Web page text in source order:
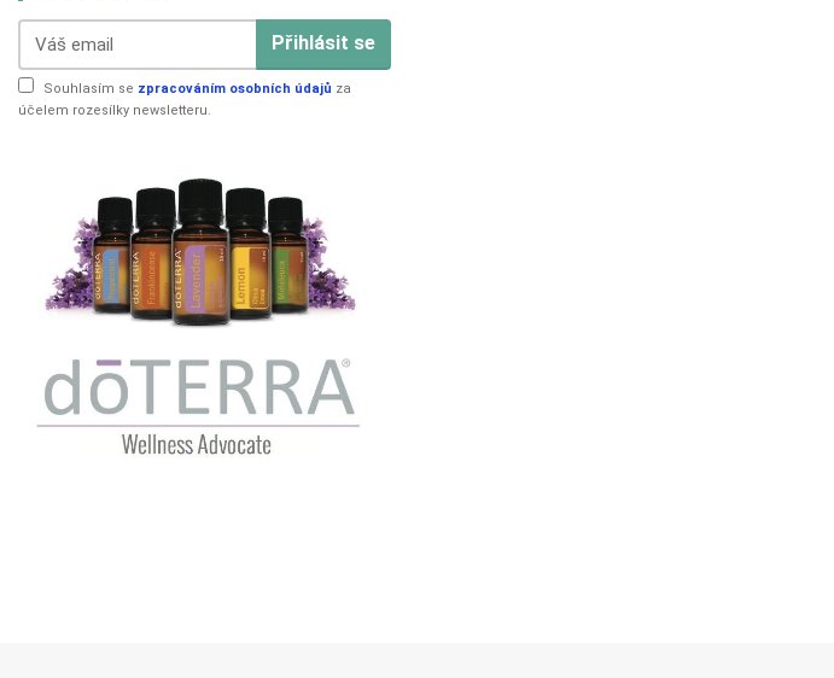
Přihlásit se
Souhlasím se zpracováním osobních údajů za
účelem rozesílky newsletteru.